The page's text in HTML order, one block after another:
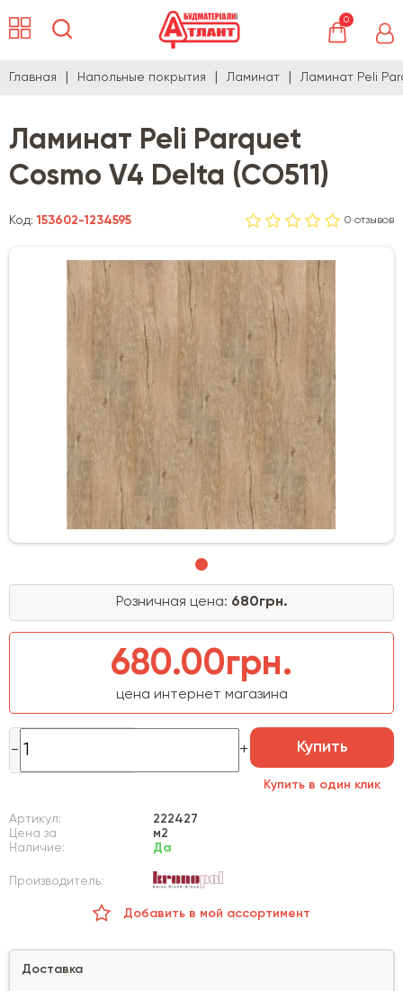
0
Главная Напольные покрытия Ламинат Ламинат Peli
Ламинат Peli Parquet
Cosmo V4 Delta (CO511)
Код:153602-1234595 0 отзывов
Розничная цена: 680грн.
680.00грн.
цена интернет магазина
Купить
Купить в один клик
Артикул:
222427
Цена за
м2
Наличие:
Да
Производитель:
Добавить в мой ассортимент
Доставка